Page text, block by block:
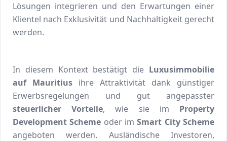
Lösungen integrieren und den Erwartungen einer
Klientel nach Exklusivität und Nachhaltigkeit gerecht
werden.
In diesem Kontext bestätigt die Luxusimmobilie
auf Mauritius ihre Attraktivität dank günstiger
Erwerbsregelungen und gut angepasster
steuerlicher Vorteile, wie sie im Property
Development Scheme oder imSmart City Scheme
angeboten werden. Ausländische Investoren,